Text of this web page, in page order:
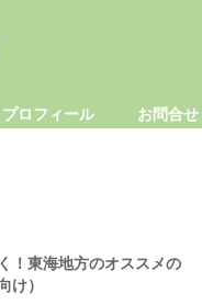
プロフィール お問合せ
！東海地方のオススメの
け）